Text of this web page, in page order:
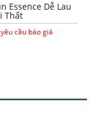
Essence Dễ Lau
Thất
cầu báo giá